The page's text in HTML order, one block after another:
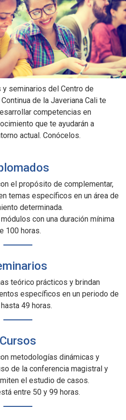
seminarios del Centro de
de la Javeriana Cali te
competencias en
que te ayudarán a
actual. Conócelos.
el propósito de complementar,
temas específicos en un área de
determinada.
con una duración mínima
100 horas.
teórico prácticos y brindan
específicos en un periodo de
49 horas.
Cursos
metodologías dinámicas y
de la conferencia magistral y
el estudio de casos.
entre 50 y 99 horas.